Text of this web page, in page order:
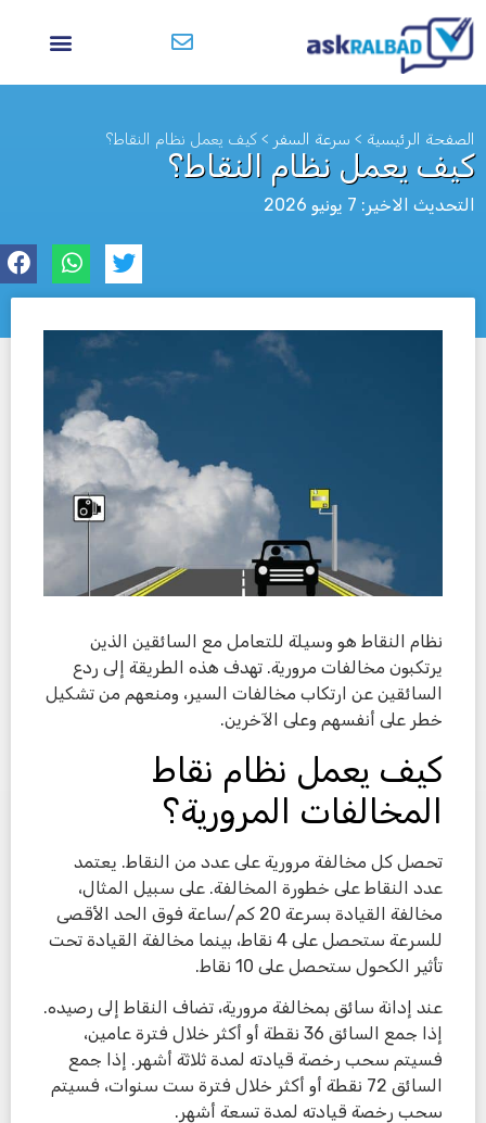
الصفحة الرئيسية > سرعة السفر > كيف يعمل نظام النقاط؟
كيف يعمل نظام النقاط؟
التحديث الاخير: 7 يونيو 2026
نظام النقاط هو وسيلة للتعامل مع السائقين الذين
يرتكبون مخالفات مرورية. تهدف هذه الطريقة إلى ردع
السائقين عن ارتكاب مخالفات السير، ومنعهم من تشكيل
خطر على أنفسهم وعلى الآخرين.
كيف يعمل نظام نقاط
المخالفات المرورية؟
تحصل كل مخالفة مرورية على عدد من النقاط. يعتمد
عدد النقاط على خطورة المخالفة. على سبيل المثال،
مخالفة القيادة بسرعة 20 كم/ساعة فوق الحد الأقصى
للسرعة ستحصل على 4 نقاط، بينما مخالفة القيادة تحت
تأثير الكحول ستحصل على 10 نقاط.
عند إدانة سائق بمخالفة مرورية، تضاف النقاط إلى رصيده.
إذا جمع السائق 36 نقطة أو أكثر خلال فترة عامين،
فسيتم سحب رخصة قيادته لمدة ثلاثة أشهر. إذا جمع
السائق 72 نقطة أو أكثر خلال فترة ست سنوات، فسيتم
سحب رخصة قيادته لمدة تسعة أشهر.